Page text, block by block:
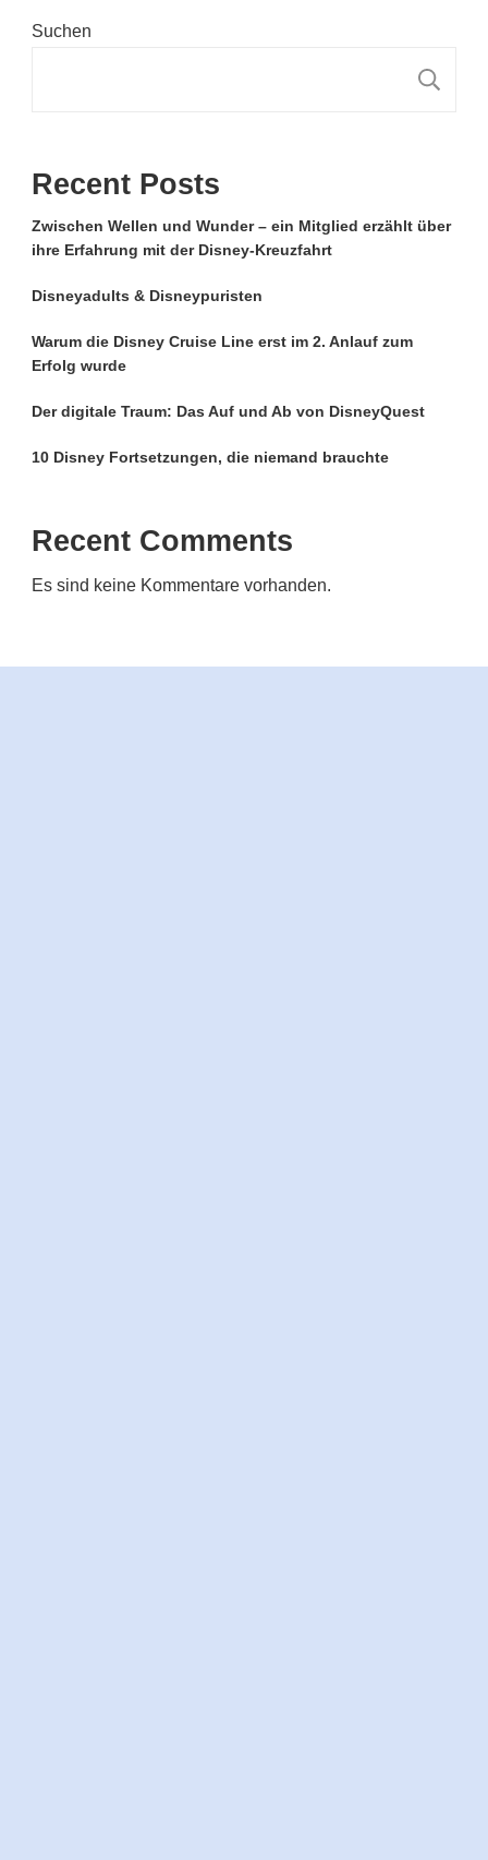
Suchen
Recent Posts
Zwischen Wellen und Wunder – ein Mitglied erzählt über
ihre Erfahrung mit der Disney-Kreuzfahrt
Disneyadults & Disneypuristen
Warum die Disney Cruise Line erst im 2. Anlauf zum
Erfolg wurde
Der digitale Traum: Das Auf und Ab von DisneyQuest
10 Disney Fortsetzungen, die niemand brauchte
Recent Comments
Es sind keine Kommentare vorhanden.